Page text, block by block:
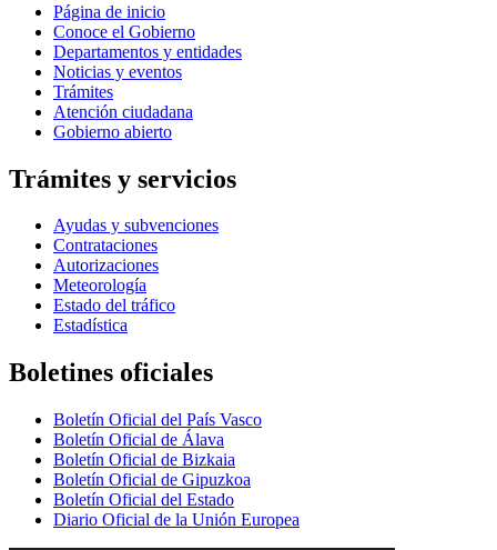
Página de inicio
Conoce el Gobierno
Departamentos y entidades
Noticias y eventos
Trámites
Atención ciudadana
Gobierno abierto
Trámites y servicios
Ayudas y subvenciones
Contrataciones
Autorizaciones
Meteorología
Estado del tráfico
Estadística
Boletines oficiales
Boletín Oficial del País Vasco
Boletín Oficial de Álava
Boletín Oficial de Bizkaia
Boletín Oficial de Gipuzkoa
Boletín Oficial del Estado
Diario Oficial de la Unión Europea